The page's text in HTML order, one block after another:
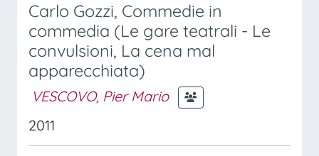
Carlo Gozzi, Commedie in
commedia (Le gare teatrali - Le
convulsioni, La cena mal
apparecchiata)
VESCOVO, Pier Mario
2011